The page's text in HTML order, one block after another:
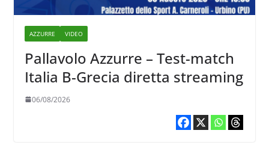
AZZURRE VIDEO
Pallavolo Azzurre – Test-match
Italia B-Grecia diretta streaming
06/08/2026